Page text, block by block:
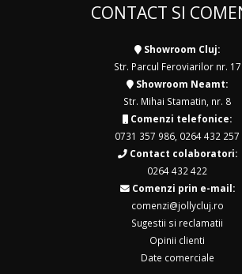
CONTACT SI
Showroom Cluj:
Str. Parcul Feroviarilor nr. 17
Showroom Neamt:
Str. Mihai Stamatin, nr. 8
Comenzi telefonice:
0731 357 986 0264 432 257
Contact colaboratori:
0264 432 422
Comenzi prin e-mail:
comenzi@jollycluj.ro
Sugestii si reclamatii
Opinii clienti
Date comerciale